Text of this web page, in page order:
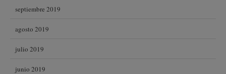
septiembre 2019
agosto 2019
julio 2019
junio 2019